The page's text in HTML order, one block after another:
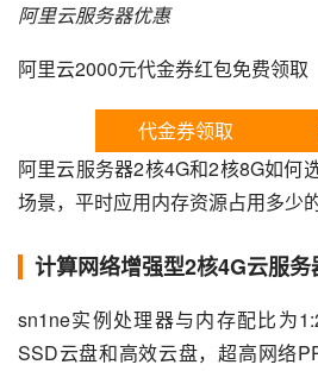
阿里云服务器优惠
阿里云2000元代金券红包免费领取
代金券领取
阿里云服务器2核4G和2核8G如何
场景，平时应用内存资源占用多少的
计算网络增强型2核4G云服务
sn1ne实例处理器与内存配比为
SSD云盘和高效云盘，超高网络